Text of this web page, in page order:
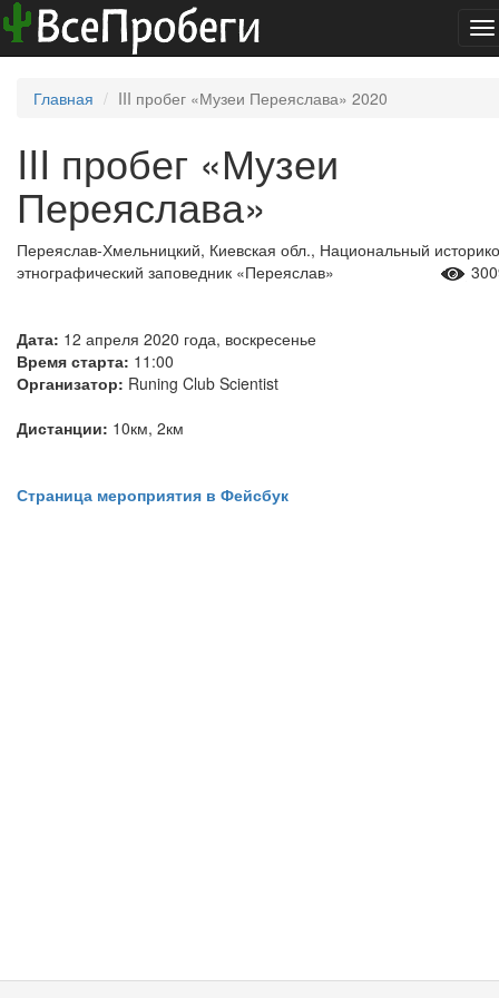
Главная III пробег «Музеи Переяслава» 2020
III пробег «Музеи
Переяслава»
Переяслав-Хмельницкий, Киевская обл., Национальный
этнографический заповедник «Переяслав»
Дата: 12 апреля 2020 года, воскресенье
Время старта: 11:00
Организатор: Runing Club Scientist
Дистанции: 10км, 2км
Страница мероприятия в Фейсбук